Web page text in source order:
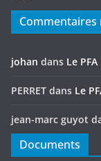
Commentaires
johan dans Le
PERRET dans Le
jean-marc guyot
Documents